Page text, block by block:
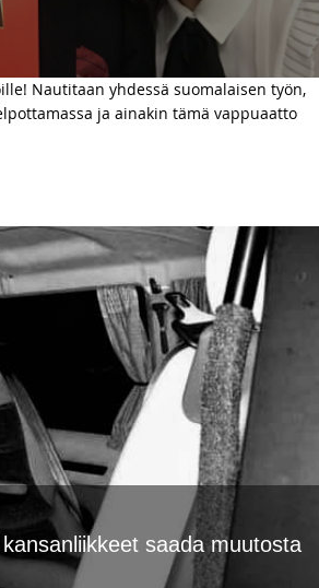
Nautitaan yhdessä suomalaisen työn,
ja ainakin tämä vappuaatto
saada muutosta